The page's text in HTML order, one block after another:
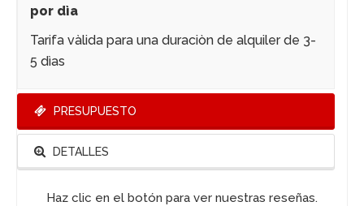
por dìa
Tarifa vàlida para una duraciòn de alquiler de 3-
5 dìas
PRESUPUESTO
DETALLES
Haz clic en el botón para ver nuestras reseñas.